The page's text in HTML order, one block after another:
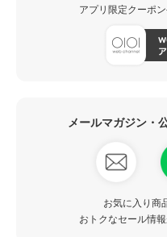
アプリ限定クーポ
メールマガジン・
お気に入り商
おトクなセール情